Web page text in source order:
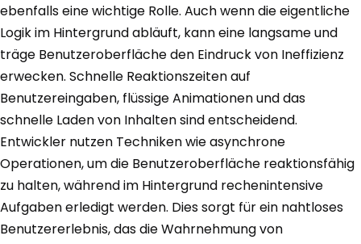
ebenfalls eine wichtige Rolle. Auch wenn die eigentliche
Logik im Hintergrund abläuft, kann eine langsame und
träge Benutzeroberfläche den Eindruck von Ineffizienz
erwecken. Schnelle Reaktionszeiten auf
Benutzereingaben, flüssige Animationen und das
schnelle Laden von Inhalten sind entscheidend.
Entwickler nutzen Techniken wie asynchrone
Operationen, um die Benutzeroberfläche reaktionsfähig
zu halten, während im Hintergrund rechenintensive
Aufgaben erledigt werden. Dies sorgt für ein nahtloses
Benutzererlebnis, das die Wahrnehmung von